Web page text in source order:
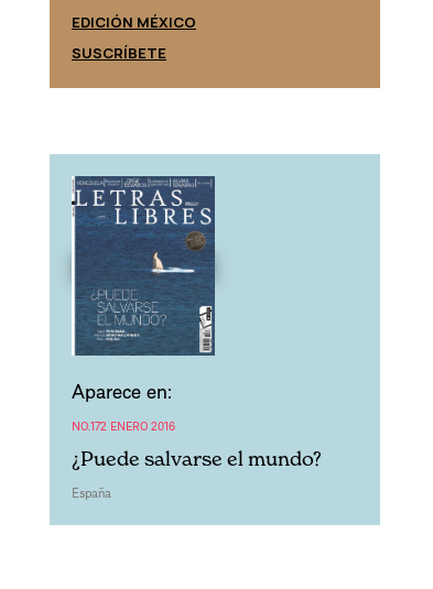
EDICIÓN MÉXICO
SUSCRÍBETE
Aparece en:
NO.172 ENERO 2016
¿Puede salvarse el mundo?
España